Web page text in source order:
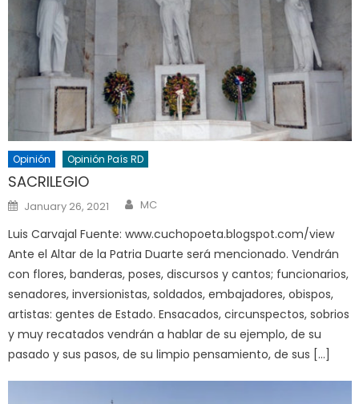
Opinión Opinión País RD
SACRILEGIO
Posted
on
January 26, 2021 Author
MC
Luis Carvajal Fuente: www.cuchopoeta.blogspot.com/view
Ante el Altar de la Patria Duarte será mencionado. Vendrán
con flores, banderas, poses, discursos y cantos; funcionarios,
senadores, inversionistas, soldados, embajadores, obispos,
artistas: gentes de Estado. Ensacados, circunspectos, sobrios
y muy recatados vendrán a hablar de su ejemplo, de su
pasado y sus pasos, de su limpio pensamiento, de sus […]